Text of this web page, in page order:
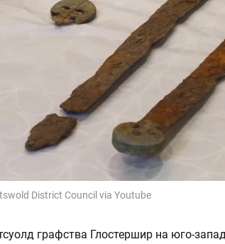
District Council via Youtube
графства Глостершир на юго-